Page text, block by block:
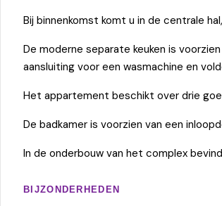
Bij binnenkomst komt u in de centrale
De moderne separate keuken is
aansluiting voor een wasmachine en
Het appartement beschikt over drie
De badkamer is voorzien van een
In de onderbouw van het complex
BIJZONDERHEDEN